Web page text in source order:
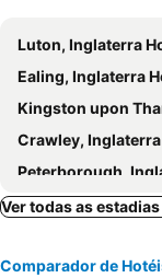
Rickmansworth
White City
Westbourne Park
Queensway
Kew Gardens
Luton, Inglaterra
Ealing, Inglaterra
Kingston upon Thames,
Crawley,
Peterborough,
Barking, Inglaterra
Reading,
Ver todas as
Comparador de